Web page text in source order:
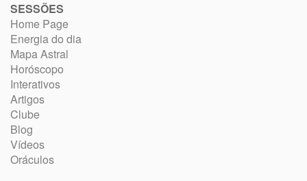
SESSÕES
Home Page
Energia do dia
Mapa Astral
Horóscopo
Interativos
Artigos
Clube
Blog
Vídeos
Oráculos